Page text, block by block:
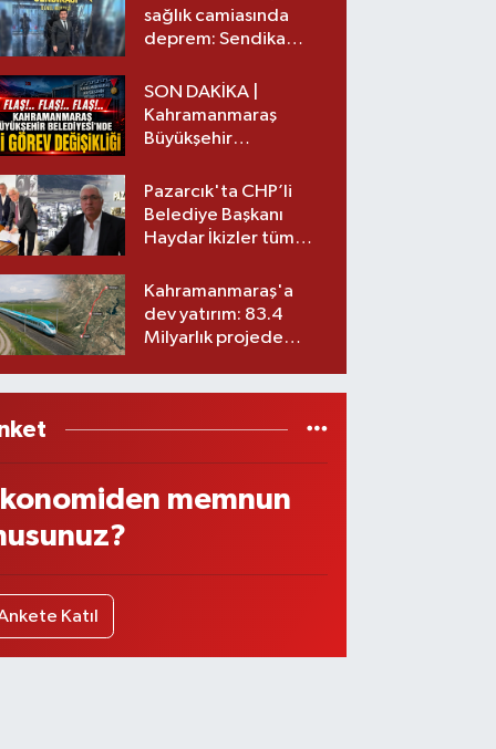
sağlık camiasında
deprem: Sendika
SON DAKİKA |
Kahramanmaraş
Büyükşehir
görev değişikliği!
Pazarcık'ta CHP’li
Belediye Başkanı
Haydar İkizler tüm
yeni partisi
Kahramanmaraş'a
dev yatırım: 83.4
Milyarlık projede
memnun
Katıl